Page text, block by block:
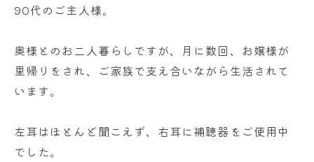
i
90代のご主人様。
奥様とのお二人暮らしですが、月に数回、お嬢様が
里帰りをされ、ご家族で支え合いながら生活されて
います。
左耳はほとんど聞こえず、右耳に補聴器をご使用中
でした。